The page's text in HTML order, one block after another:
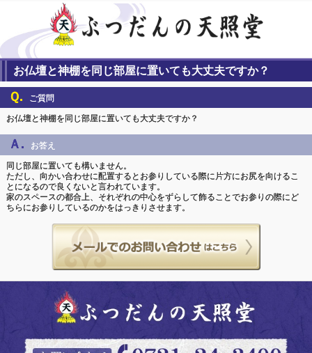
お仏壇と神棚を同じ部屋に置いても大丈夫ですか？
Ｑ. ご質問
お仏壇と神棚を同じ部屋に置いても大丈夫ですか？
Ａ. お答え
同じ部屋に置いても構いません。
ただし、向かい合わせに配置するとお参りしている際に片方にお尻を向けるこ
とになるので良くないと言われています。
家のスペースの都合上、それぞれの中心をずらして飾ることでお参りの際にど
ちらにお参りしているのかをはっきりさせます。